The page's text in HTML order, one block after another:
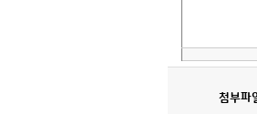
첨부파